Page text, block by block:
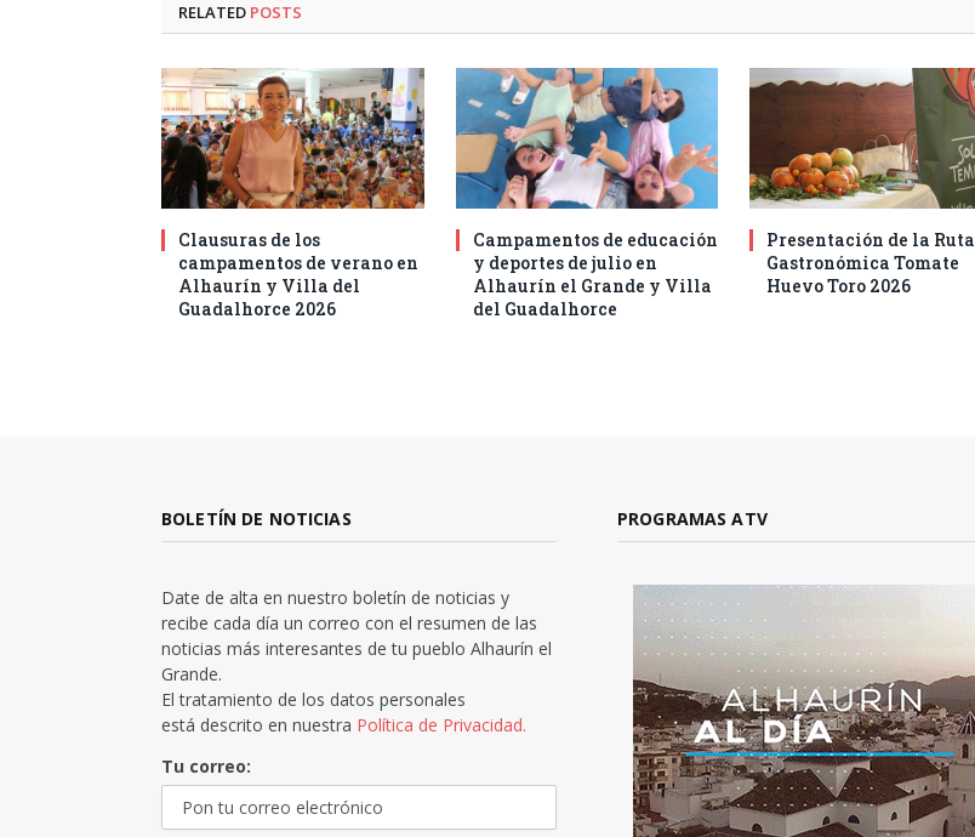
RELATED POSTS
Clausuras de los
campamentos de verano en
Alhaurín y Villa del
Guadalhorce 2026
Campamentos de educación
y deportes de julio en
Alhaurín el Grande y Villa
del Guadalhorce
Presentación de la Ruta
Gastronómica Tomate
Huevo Toro 2026
BOLETÍN DE NOTICIAS
Date de alta en nuestro boletín de noticias y
recibe cada día un correo con el resumen de las
noticias más interesantes de tu pueblo Alhaurín el
Grande.
El tratamiento de los datos personales
está descrito en nuestra Política de Privacidad.
Tu correo:
PROGRAMAS ATV